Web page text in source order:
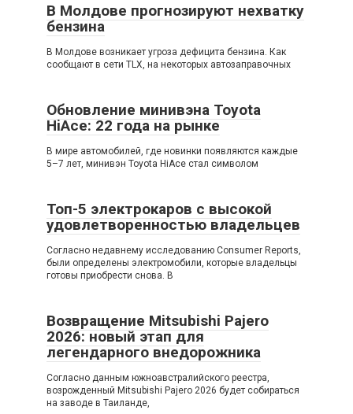
В Молдове прогнозируют нехватку
бензина
В Молдове возникает угроза дефицита бензина. Как
сообщают в сети TLX, на некоторых автозаправочных
Обновление минивэна Toyota
HiAce: 22 года на рынке
В мире автомобилей, где новинки появляются каждые
5–7 лет, минивэн Toyota HiAce стал символом
Топ-5 электрокаров с высокой
удовлетворенностью владельцев
Согласно недавнему исследованию Consumer Reports,
были определены электромобили, которые владельцы
готовы приобрести снова. В
Возвращение Mitsubishi Pajero
2026: новый этап для
легендарного внедорожника
Согласно данным южноавстралийского реестра,
возрожденный Mitsubishi Pajero 2026 будет собираться
на заводе в Таиланде,